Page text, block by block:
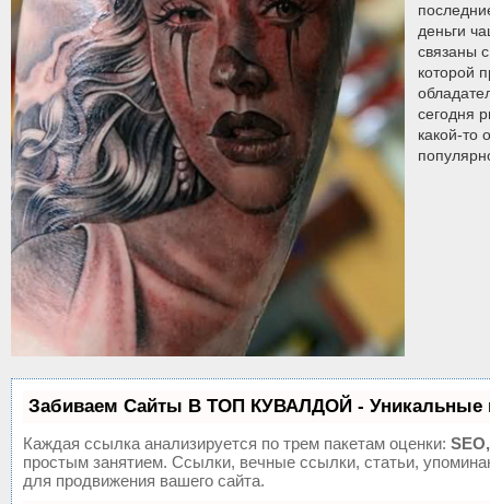
деньги
связаны
которой
сегодня
какой-то
Забиваем Сайты В ТОП КУВАЛДОЙ - Уникальные
Каждая ссылка анализируется по трем пакетам оценки:
простым занятием. Ссылки, вечные ссылки, статьи,
для продвижения вашего сайта.